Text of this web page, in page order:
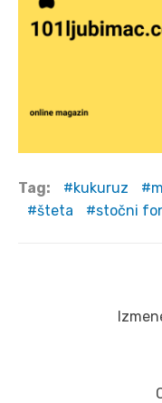
Tag: kukuruz
šteta
stočni
navigation